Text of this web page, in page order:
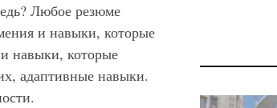
Любое резюме
и навыки, которые
навыки, которые
адаптивные навыки.